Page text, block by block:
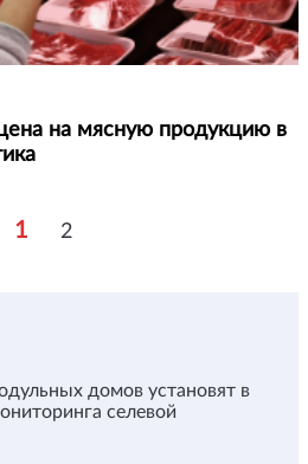
на мясную продукцию в
1 2
домов установят в
селевой